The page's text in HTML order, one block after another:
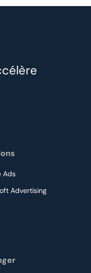
Ads
Advertising